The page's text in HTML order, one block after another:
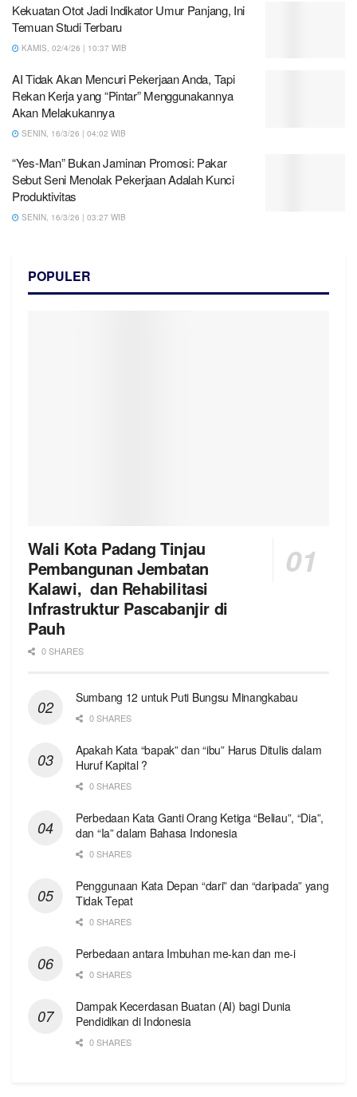
Kekuatan Otot Jadi Indikator Umur Panjang, Ini
Temuan Studi Terbaru
KAMIS, 02/4/26 | 10:37 WIB
AI Tidak Akan Mencuri Pekerjaan Anda, Tapi
Rekan Kerja yang “Pintar” Menggunakannya
Akan Melakukannya
SENIN, 16/3/26 | 04:02 WIB
“Yes-Man” Bukan Jaminan Promosi: Pakar
Sebut Seni Menolak Pekerjaan Adalah Kunci
Produktivitas
SENIN, 16/3/26 | 03:27 WIB
POPULER
Wali Kota Padang Tinjau
Pembangunan Jembatan
Kalawi, dan Rehabilitasi
Infrastruktur Pascabanjir di
Pauh
0 SHARES
Sumbang 12 untuk Puti Bungsu Minangkabau
0 SHARES
Apakah Kata “bapak” dan “ibu” Harus Ditulis dalam
Huruf Kapital ?
0 SHARES
Perbedaan Kata Ganti Orang Ketiga “Beliau”, “Dia”,
dan “Ia” dalam Bahasa Indonesia
0 SHARES
Penggunaan Kata Depan “dari” dan “daripada” yang
Tidak Tepat
0 SHARES
Perbedaan antara Imbuhan me-kan dan me-i
0 SHARES
Dampak Kecerdasan Buatan (AI) bagi Dunia
Pendidikan di Indonesia
0 SHARES